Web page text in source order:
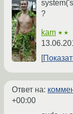
?
kam ★★
Ответ на:
+00:00